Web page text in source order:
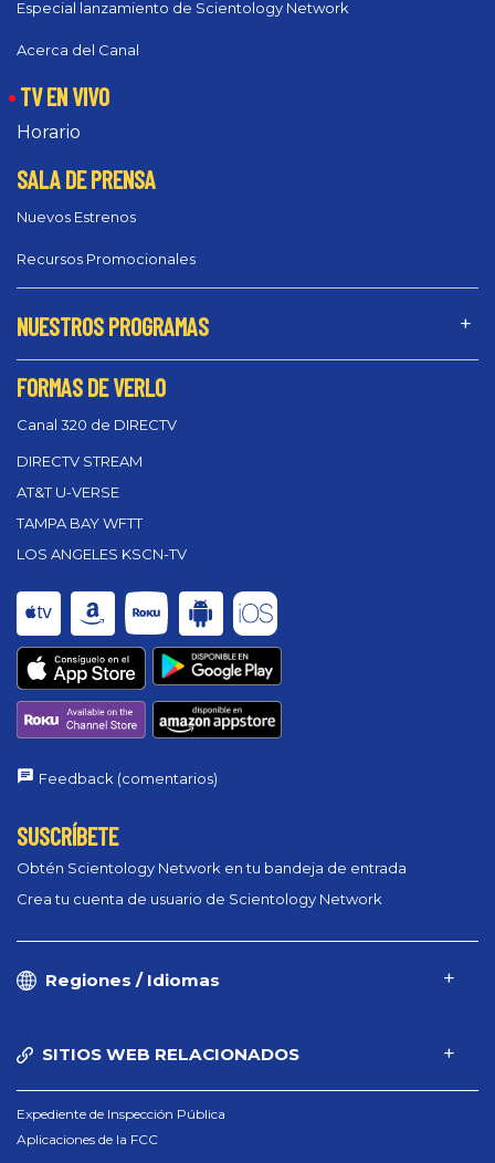
Especial lanzamiento de Scientology Network
Acerca del Canal
TV EN VIVO
Horario
SALA DE PRENSA
Nuevos Estrenos
Recursos Promocionales
NUESTROS PROGRAMAS
FORMAS DE VERLO
Canal 320 de DIRECTV
DIRECTV STREAM
AT&T U-VERSE
TAMPA BAY WFTT
LOS ANGELES KSCN-TV
Feedback (comentarios)
SUSCRÍBETE
Obtén Scientology Network en tu bandeja de entrada
Crea tu cuenta de usuario de Scientology Network
Regiones / Idiomas
SITIOS WEB RELACIONADOS
Expediente de Inspección Pública
Aplicaciones de la FCC